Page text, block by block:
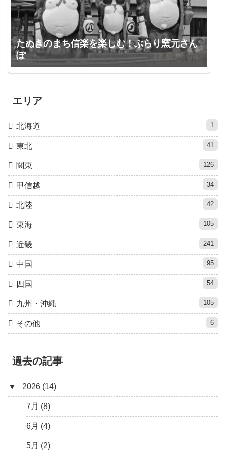
たぬきのまち信楽を楽しむ！ぶらり窯元さん
ぽ
エリア
北海道 1
東北 41
関東 126
甲信越 34
北陸 42
東海 105
近畿 241
中国 95
四国 54
九州・沖縄 105
その他 6
過去の記事
▼ 2026 (14)
7月 (8)
6月 (4)
5月 (2)